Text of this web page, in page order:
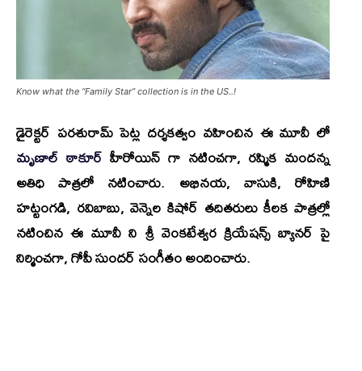
Know what the “Family Star” collection is in the US..!
డైరెక్టర్ పరశురామ్ పెట్ల దర్శకత్వం వహించిన ఈ మూవీ లో
మృణాల్ ఠాకూర్ హీరోయిన్ గా నటించగా, రష్మిక మందన్న
అతిధి పాత్రలో నటించారు. అభినయ, వాసుకి, రోహిణి
హట్టంగడి, రవిబాబు, వెన్నెల కిషోర్‌ తదితరులు కీలక పాత్రల్లో
నటించిన ఈ మూవీ ని శ్రీ వెంకటేశ్వర క్రియేషన్స్ బ్యానర్ పై
నిర్మించగా, గోపీ సుందర్ సంగీతం అందించారు.